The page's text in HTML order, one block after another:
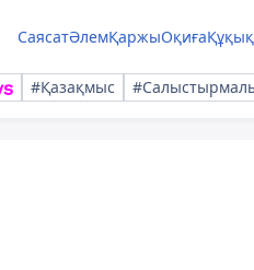
СаясатӘлемҚаржыОқиғаҚұқық
#Қазақмыс